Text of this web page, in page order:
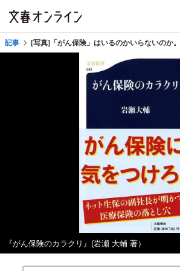
記事 [写真]「がん保険」はいるのかいらないの
『がん保険のカラクリ』(岩瀬 大輔 著）